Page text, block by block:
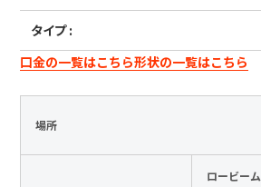
サステナビリティ
株主・投資家情報
ニュース
タイプ :
口金の一覧はこちら形状の一覧はこちら
場所
ロービーム